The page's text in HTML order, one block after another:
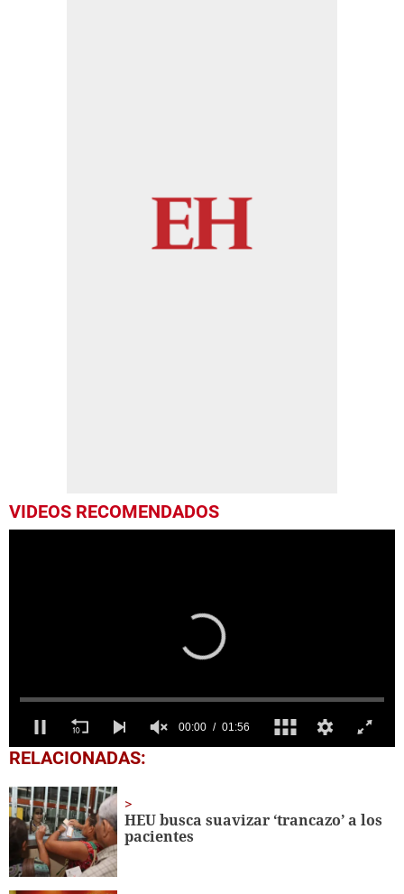
VIDEOS RECOMENDADOS
0
seconds
1
minute,
56
seconds
RELACIONADAS:
HEU busca suavizar ‘trancazo’ a los
pacientes